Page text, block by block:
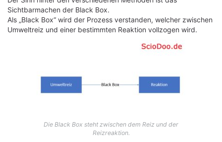
Sichtbarmachen der Black Box.
Als „Black Box“ wird der Prozess verstanden, welcher zwischen
Umweltreiz und einer bestimmten Reaktion vollzogen wird.
Die Black Box steht zwischen dem Reiz und der
Reizreaktion.